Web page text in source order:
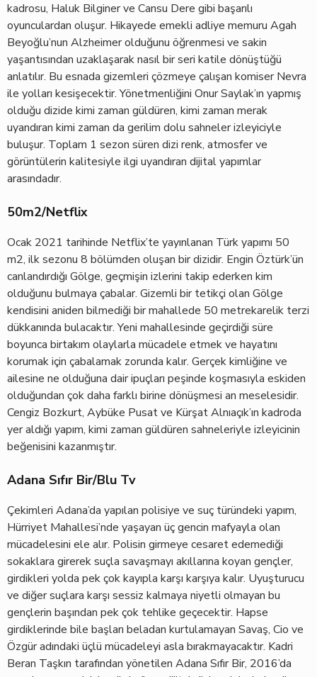
kadrosu, Haluk Bilginer ve Cansu Dere gibi başarılı
oyunculardan oluşur. Hikayede emekli adliye memuru Agah
Beyoğlu’nun Alzheimer olduğunu öğrenmesi ve sakin
yaşantısından uzaklaşarak nasıl bir seri katile dönüştüğü
anlatılır. Bu esnada gizemleri çözmeye çalışan komiser Nevra
ile yolları kesişecektir. Yönetmenliğini Onur Saylak’ın yapmış
olduğu dizide kimi zaman güldüren, kimi zaman merak
uyandıran kimi zaman da gerilim dolu sahneler izleyiciyle
buluşur. Toplam 1 sezon süren dizi renk, atmosfer ve
görüntülerin kalitesiyle ilgi uyandıran dijital yapımlar
arasındadır.
50m2/Netflix
Ocak 2021 tarihinde Netflix’te yayınlanan Türk yapımı 50
m2, ilk sezonu 8 bölümden oluşan bir dizidir. Engin Öztürk’ün
canlandırdığı Gölge, geçmişin izlerini takip ederken kim
olduğunu bulmaya çabalar. Gizemli bir tetikçi olan Gölge
kendisini aniden bilmediği bir mahallede 50 metrekarelik terzi
dükkanında bulacaktır. Yeni mahallesinde geçirdiği süre
boyunca birtakım olaylarla mücadele etmek ve hayatını
korumak için çabalamak zorunda kalır. Gerçek kimliğine ve
ailesine ne olduğuna dair ipuçları peşinde koşmasıyla eskiden
olduğundan çok daha farklı birine dönüşmesi an meselesidir.
Cengiz Bozkurt, Aybüke Pusat ve Kürşat Alnıaçık’ın kadroda
yer aldığı yapım, kimi zaman güldüren sahneleriyle izleyicinin
beğenisini kazanmıştır.
Adana Sıfır Bir/Blu Tv
Çekimleri Adana’da yapılan polisiye ve suç türündeki yapım,
Hürriyet Mahallesi’nde yaşayan üç gencin mafyayla olan
mücadelesini ele alır. Polisin girmeye cesaret edemediği
sokaklara girerek suçla savaşmayı akıllarına koyan gençler,
girdikleri yolda pek çok kayıpla karşı karşıya kalır. Uyuşturucu
ve diğer suçlara karşı sessiz kalmaya niyetli olmayan bu
gençlerin başından pek çok tehlike geçecektir. Hapse
girdiklerinde bile başları beladan kurtulamayan Savaş, Cio ve
Özgür adındaki üçlü mücadeleyi asla bırakmayacaktır. Kadri
Beran Taşkın tarafından yönetilen Adana Sıfır Bir, 2016’da